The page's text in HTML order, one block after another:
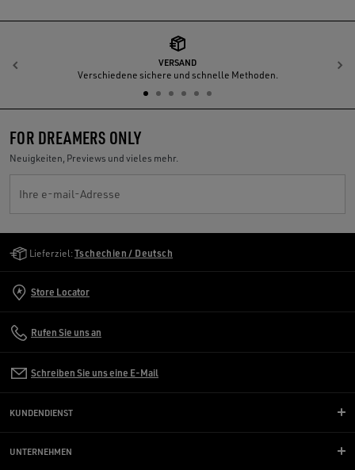
VERSAND
Verschiedene sichere und schnelle Methoden.
Zurück
FOR DREAMERS ONLY
Neuigkeiten, Previews und vieles mehr.
Ihre e-mail-Adresse
Lieferziel: Tschechien / Deutsch
Store Locator
Rufen Sie uns an
Schreiben Sie uns eine E-Mail
KUNDENDIENST
UNTERNEHMEN